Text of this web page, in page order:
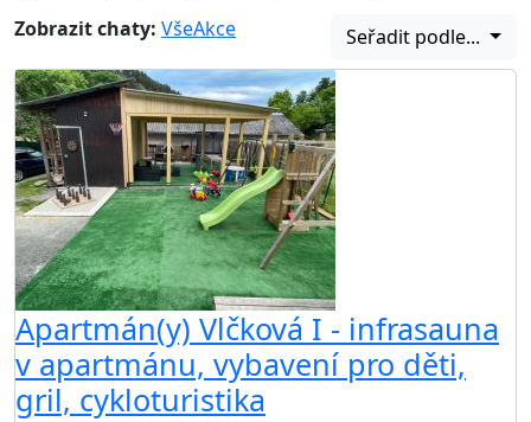
Zobrazit chaty: VšeAkce Seřadit podle...
Apartmán(y) Vlčková I - infrasauna
v apartmánu, vybavení pro děti,
gril, cykloturistika